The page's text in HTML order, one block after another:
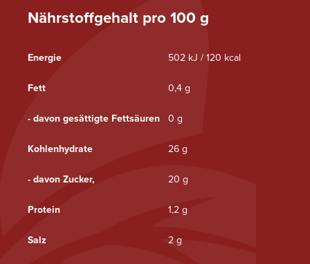
Nährstoffgehalt pro 100 g
Energie 502 kJ / 120 kcal
Fett 0,4 g
- davon gesättigte Fettsäuren 0 g
Kohlenhydrate 26 g
- davon Zucker, 20 g
Protein 1,2 g
Salz 2 g